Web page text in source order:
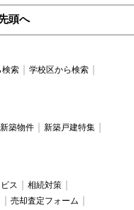
頭へ
検索
学校区から検索
築物件
新築戸建特集
ス
相続対策
売却査定フォーム